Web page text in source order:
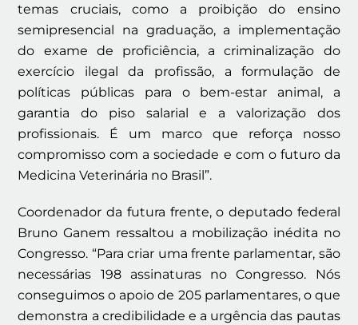
temas cruciais, como a proibição do ensino
semipresencial na graduação, a implementação
do exame de proficiência, a criminalização do
exercício ilegal da profissão, a formulação de
políticas públicas para o bem-estar animal, a
garantia do piso salarial e a valorização dos
profissionais. É um marco que reforça nosso
compromisso com a sociedade e com o futuro da
Medicina Veterinária no Brasil”.
Coordenador da futura frente, o deputado federal
Bruno Ganem ressaltou a mobilização inédita no
Congresso. “Para criar uma frente parlamentar, são
necessárias 198 assinaturas no Congresso. Nós
conseguimos o apoio de 205 parlamentares, o que
demonstra a credibilidade e a urgência das pautas